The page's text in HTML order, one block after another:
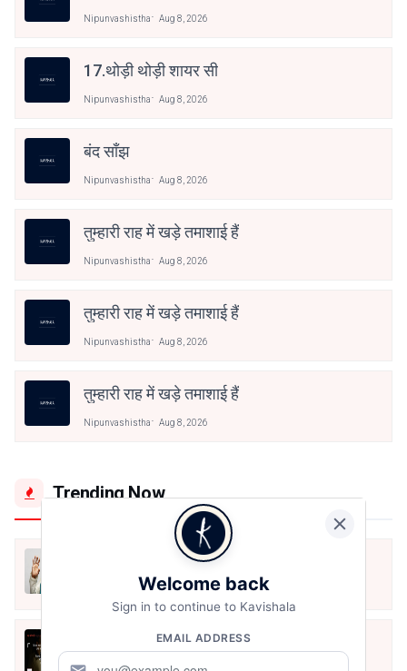
Nipunvashistha Aug 8, 2026
17.थोड़ी थोड़ी शायर सी
Nipunvashistha Aug 8, 2026
बंद साँझ
Nipunvashistha Aug 8, 2026
तुम्हारी राह में खड़े तमाशाई हैं
Nipunvashistha Aug 8, 2026
तुम्हारी राह में खड़े तमाशाई हैं
Nipunvashistha Aug 8, 2026
तुम्हारी राह में खड़े तमाशाई हैं
Nipunvashistha Aug 8, 2026
Trending Now
Jun 16, 2020
अंतिम ऊँचाई - कुँवर नारायण | Stay Home
Stay Safe | TVF's Aspirants
Welcome back
Sign in to continue to Kavishala
EMAIL ADDRESS